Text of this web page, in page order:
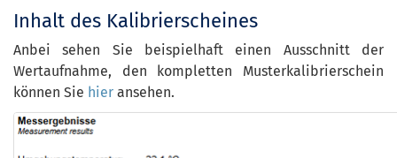
Inhalt des Kalibrierscheines
Anbei sehen Sie beispielhaft einen Ausschnitt der
Wertaufnahme, den kompletten Musterkalibrierschein
können Sie hier ansehen.